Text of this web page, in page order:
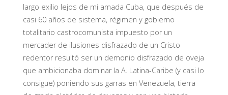
largo exilio lejos de mi amada Cuba, que después de
casi 60 años de sistema, régimen y gobierno
totalitario castrocomunista impuesto por un
mercader de ilusiones disfrazado de un Cristo
redentor resultó ser un demonio disfrazado de oveja
que ambicionaba dominar la A. Latina-Caribe (y casi lo
consigue) poniendo sus garras en Venezuela, tierra